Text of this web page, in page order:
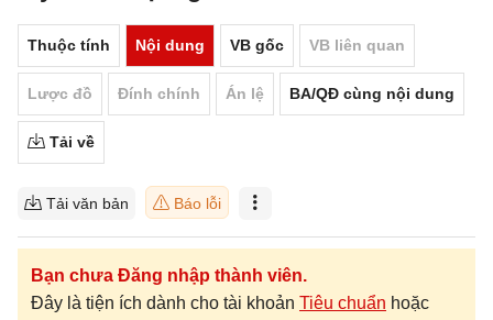
Thuộc tính Nội dung VB gốc VB liên quan
Lược đồ Đính chính Án lệ BA/QĐ cùng nội dung
Tải về
Tải văn bản Báo lỗi
Bạn chưa Đăng nhập thành viên.
Đây là tiện ích dành cho tài khoản Tiêu chuẩn hoặc